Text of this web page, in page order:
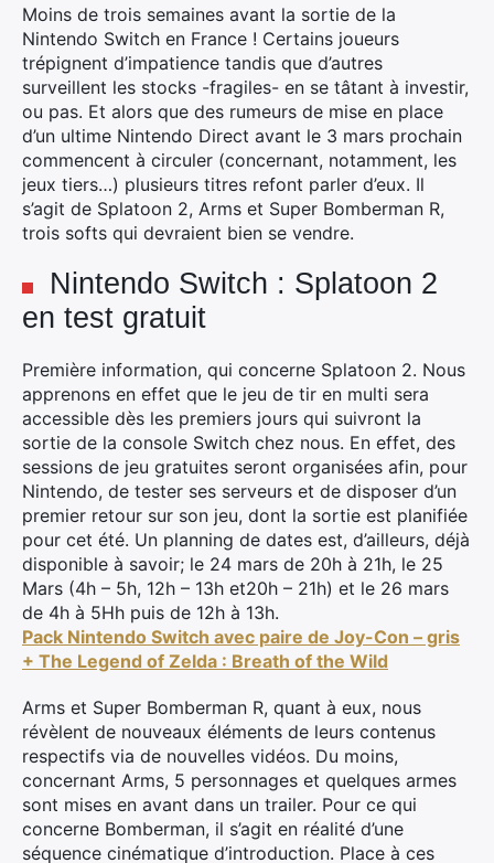
Moins de trois semaines avant la sortie de la
Nintendo Switch en France ! Certains joueurs
trépignent d’impatience tandis que d’autres
surveillent les stocks -fragiles- en se tâtant à investir,
ou pas. Et alors que des rumeurs de mise en place
d’un ultime Nintendo Direct avant le 3 mars prochain
commencent à circuler (concernant, notamment, les
jeux tiers…) plusieurs titres refont parler d’eux. Il
s’agit de Splatoon 2, Arms et Super Bomberman R,
trois softs qui devraient bien se vendre.
Nintendo Switch : Splatoon 2
en test gratuit
Première information, qui concerne Splatoon 2. Nous
apprenons en effet que le jeu de tir en multi sera
accessible dès les premiers jours qui suivront la
sortie de la console Switch chez nous. En effet, des
sessions de jeu gratuites seront organisées afin, pour
Nintendo, de tester ses serveurs et de disposer d’un
premier retour sur son jeu, dont la sortie est planifiée
pour cet été. Un planning de dates est, d’ailleurs, déjà
disponible à savoir; le 24 mars de 20h à 21h, le 25
Mars (4h – 5h, 12h – 13h et20h – 21h) et le 26 mars
de 4h à 5Hh puis de 12h à 13h.
Pack Nintendo Switch avec paire de Joy-Con – gris
+ The Legend of Zelda : Breath of the Wild
Arms et Super Bomberman R, quant à eux, nous
révèlent de nouveaux éléments de leurs contenus
respectifs via de nouvelles vidéos. Du moins,
concernant Arms, 5 personnages et quelques armes
sont mises en avant dans un trailer. Pour ce qui
concerne Bomberman, il s’agit en réalité d’une
séquence cinématique d’introduction. Place à ces